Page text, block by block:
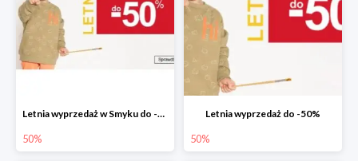
Letnia wyprzedaż w Smyku do -50%
50%
Letnia wyprzedaż do -50%
50%